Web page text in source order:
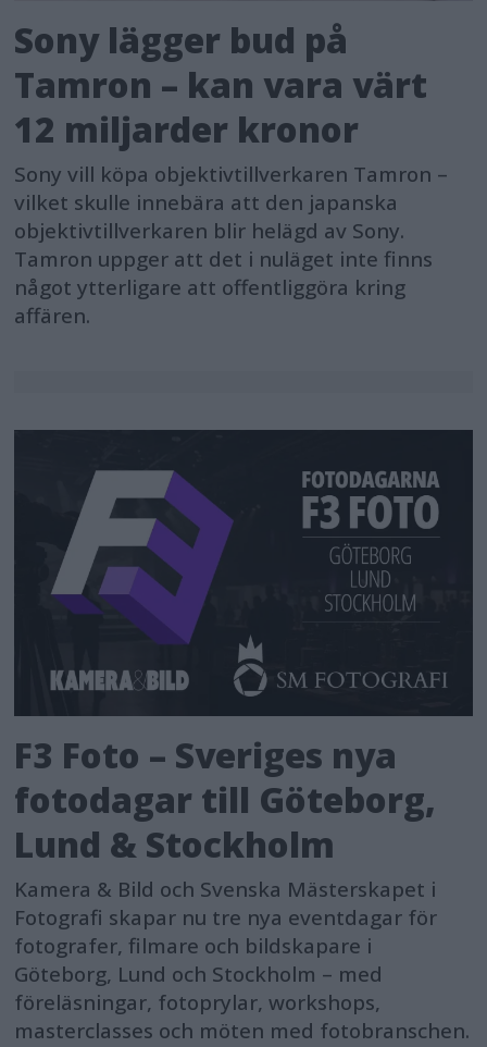
Sony lägger bud på
Tamron – kan vara värt
12 miljarder kronor
Sony vill köpa objektivtillverkaren Tamron –
vilket skulle innebära att den japanska
objektivtillverkaren blir helägd av Sony.
Tamron uppger att det i nuläget inte finns
något ytterligare att offentliggöra kring
affären.
F3 Foto – Sveriges nya
fotodagar till Göteborg,
Lund & Stockholm
Kamera & Bild och Svenska Mästerskapet i
Fotografi skapar nu tre nya eventdagar för
fotografer, filmare och bildskapare i
Göteborg, Lund och Stockholm – med
föreläsningar, fotoprylar, workshops,
masterclasses och möten med fotobranschen.